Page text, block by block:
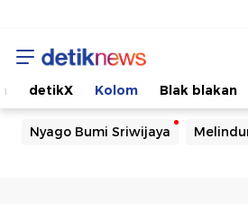
detikX Kolom Blak blakan
Nyago Bumi Sriwijaya